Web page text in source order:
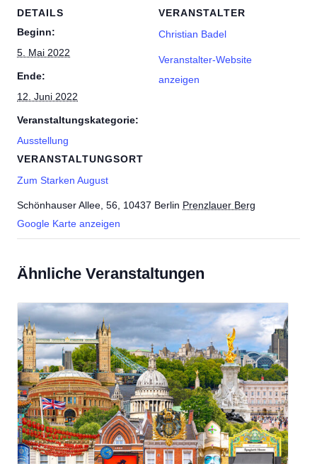
DETAILS
Beginn:
5. Mai 2022
Ende:
12. Juni 2022
Veranstaltungskategorie:
Ausstellung
VERANSTALTUNGSORT
Zum Starken August
Schönhauser Allee, 56, 10437 Berlin Prenzlauer Berg
Google Karte anzeigen
VERANSTALTER
Christian Badel
Veranstalter-Website
anzeigen
Ähnliche Veranstaltungen